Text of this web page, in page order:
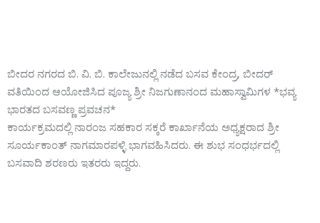
ಬೀದರ ನಗರದ ಬಿ. ವಿ. ಬಿ. ಕಾಲೇಜುನಲ್ಲಿ ನಡೆದ ಬಸವ ಕೇಂದ್ರ, ಬೀದರ್
ವತಿಯಿಂದ ಆಯೋಜಿಸಿದ ಪೂಜ್ಯ ಶ್ರೀ ನಿಜಗುಣಾನಂದ ಮಹಾಸ್ವಾಮಿಗಳ *ಭವ್ಯ
ಭಾರತದ ಬಸವಣ್ಣ ಪ್ರವಚನ*
ಕಾರ್ಯಕ್ರಮದಲ್ಲಿ ನಾರಂಜ ಸಹಕಾರ ಸಕ್ಕರೆ ಕಾರ್ಖಾನೆಯ ಅಧ್ಯಕ್ಷರಾದ ಶ್ರೀ
ಸೂರ್ಯಕಾಂತ್ ನಾಗಮಾರಪಳ್ಳಿ ಭಾಗವಹಿಸಿದರು. ಈ ಶುಭ ಸಂಧರ್ಭದಲ್ಲಿ
ಬಸವಾದಿ ಶರಣರು ಇತರರು ಇದ್ದರು.